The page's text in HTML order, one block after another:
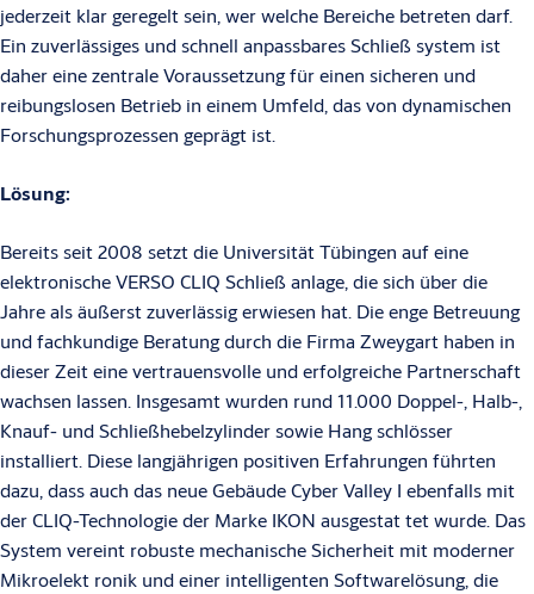
jederzeit klar geregelt sein, wer welche Bereiche betreten darf.
Ein zuverlässiges und schnell anpassbares Schließ system ist
daher eine zentrale Voraussetzung für einen sicheren und
reibungslosen Betrieb in einem Umfeld, das von dynamischen
Forschungsprozessen geprägt ist.
Lösung:
Bereits seit 2008 setzt die Universität Tübingen auf eine
elektronische VERSO CLIQ Schließ anlage, die sich über die
Jahre als äußerst zuverlässig erwiesen hat. Die enge Betreuung
und fachkundige Beratung durch die Firma Zweygart haben in
dieser Zeit eine vertrauensvolle und erfolgreiche Partnerschaft
wachsen lassen. Insgesamt wurden rund 11.000 Doppel-, Halb-,
Knauf- und Schließhebelzylinder sowie Hang schlösser
installiert. Diese langjährigen positiven Erfahrungen führten
dazu, dass auch das neue Gebäude Cyber Valley I ebenfalls mit
der CLIQ-Technologie der Marke IKON ausgestat tet wurde. Das
System vereint robuste mechanische Sicherheit mit moderner
Mikroelekt ronik und einer intelligenten Softwarelösung, die